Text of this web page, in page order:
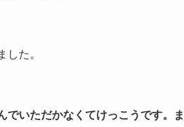
た。
でいただかなくてけっこうです。